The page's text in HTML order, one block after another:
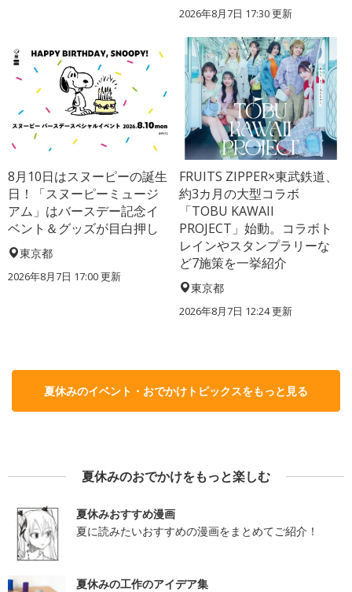
2026年8月7日 17:30更新
8月10日はスヌーピーの誕生
日！「スヌーピーミュージ
アム」はバースデー記念イ
ベント＆グッズが目白押し
東京都
2026年8月7日 17:00更新
FRUITS ZIPPER×東武鉄道、
約3カ月の大型コラボ
「TOBU KAWAII
PROJECT」始動。コラボト
レインやスタンプラリーな
ど7施策を一挙紹介
東京都
2026年8月7日 12:24更新
夏休みのイベント・おでかけトピックスをもっと見る
夏休みのおでかけをもっと楽しむ
夏休みおすすめ漫画
夏に読みたいおすすめの漫画をまとめてご紹介！
夏休みの工作のアイデア集